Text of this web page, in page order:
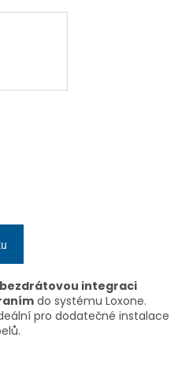
bezdrátovou integraci
do systému Loxone.
pro dodatečné instalace